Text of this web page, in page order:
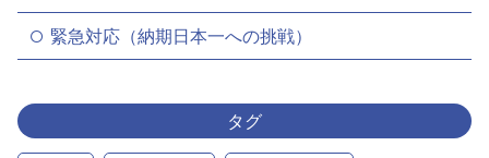
緊急対応（納期日本一への挑戦）
タグ